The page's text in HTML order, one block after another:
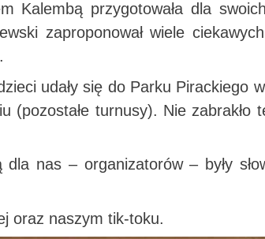
Kalembą przygotowała dla
zaproponował wiele
udały się do Parku Pirackiego
turnusy). Nie
nas – organizatorów – były
oraz naszym tik-toku.